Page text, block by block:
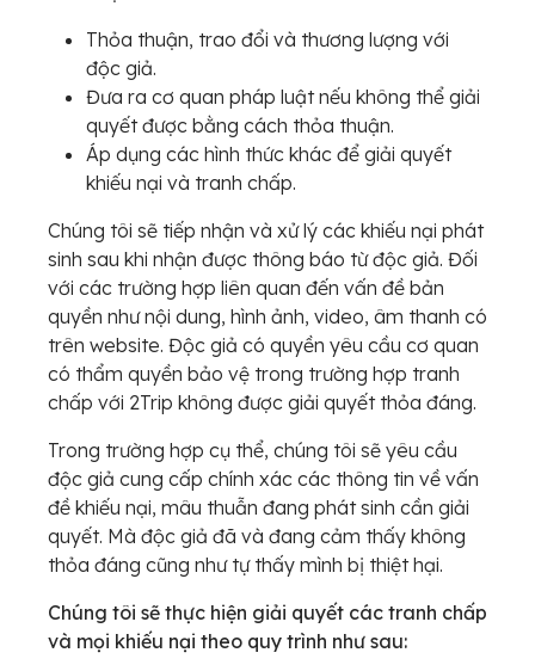
Thỏa thuận, trao đổi và thương lượng với
độc giả.
Đưa ra cơ quan pháp luật nếu không thể giải
quyết được bằng cách thỏa thuận.
Áp dụng các hình thức khác để giải quyết
khiếu nại và tranh chấp.
Chúng tôi sẽ tiếp nhận và xử lý các khiếu nại phát
sinh sau khi nhận được thông báo từ độc giả. Đối
với các trường hợp liên quan đến vấn đề bản
quyền như nội dung, hình ảnh, video, âm thanh có
trên website. Độc giả có quyền yêu cầu cơ quan
có thẩm quyền bảo vệ trong trường hợp tranh
chấp với 2Trip không được giải quyết thỏa đáng.
Trong trường hợp cụ thể, chúng tôi sẽ yêu cầu
độc giả cung cấp chính xác các thông tin về vấn
đề khiếu nại, mâu thuẫn đang phát sinh cần giải
quyết. Mà độc giả đã và đang cảm thấy không
thỏa đáng cũng như tự thấy mình bị thiệt hại.
Chúng tôi sẽ thực hiện giải quyết các tranh chấp
và mọi khiếu nại theo quy trình như sau: